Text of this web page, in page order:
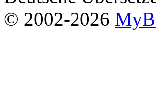
© 2002-2026